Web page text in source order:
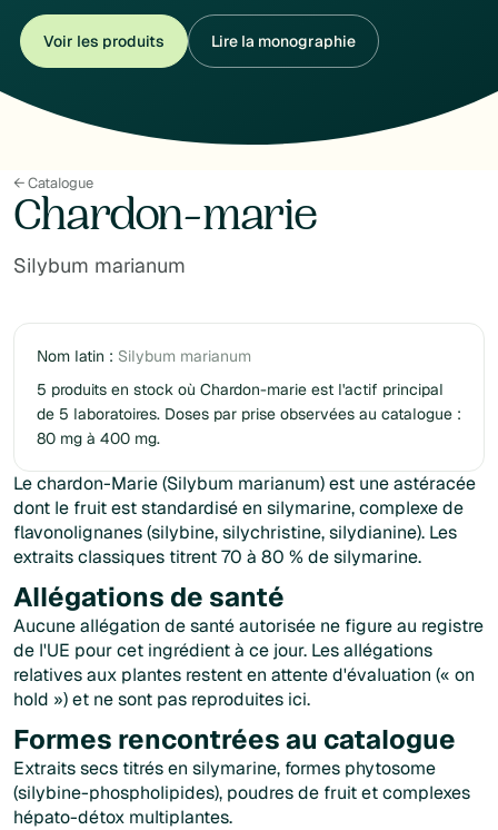
Voir les produits Lire la monographie
← Catalogue
Chardon-marie
Silybum marianum
Nom latin : Silybum marianum
5 produits en stock où Chardon-marie est l'actif principal
de 5 laboratoires. Doses par prise observées au catalogue :
80 mg à 400 mg.
Le chardon-Marie (Silybum marianum) est une astéracée
dont le fruit est standardisé en silymarine, complexe de
flavonolignanes (silybine, silychristine, silydianine). Les
extraits classiques titrent 70 à 80 % de silymarine.
Allégations de santé
Aucune allégation de santé autorisée ne figure au registre
de l'UE pour cet ingrédient à ce jour. Les allégations
relatives aux plantes restent en attente d'évaluation (« on
hold ») et ne sont pas reproduites ici.
Formes rencontrées au catalogue
Extraits secs titrés en silymarine, formes phytosome
(silybine-phospholipides), poudres de fruit et complexes
hépato-détox multiplantes.